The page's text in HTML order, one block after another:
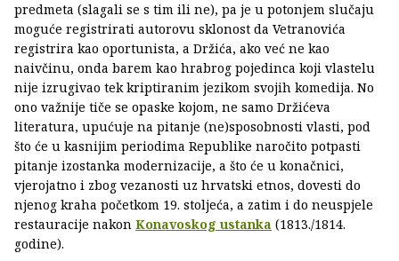
predmeta (slagali se s tim ili ne), pa je u potonjem slučaju
moguće registrirati autorovu sklonost da Vetranovića
registrira kao oportunista, a Držića, ako već ne kao
naivčinu, onda barem kao hrabrog pojedinca koji vlastelu
nije izrugivao tek kriptiranim jezikom svojih komedija. No
ono važnije tiče se opaske kojom, ne samo Držićeva
literatura, upućuje na pitanje (ne)sposobnosti vlasti, pod
što će u kasnijim periodima Republike naročito potpasti
pitanje izostanka modernizacije, a što će u konačnici,
vjerojatno i zbog vezanosti uz hrvatski etnos, dovesti do
njenog kraha početkom 19. stoljeća, a zatim i do neuspjele
restauracije nakon Konavoskog ustanka (1813./1814.
godine).